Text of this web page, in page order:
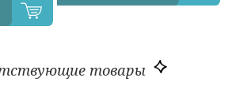
товары